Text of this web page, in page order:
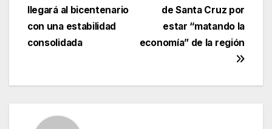
entradas
de Santa Cruz por
estar “matando la
economía” de la región
llegará al bicentenario
con una estabilidad
consolidada